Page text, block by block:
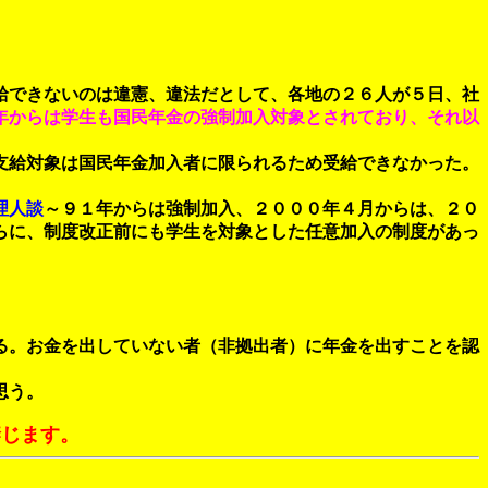
きないのは違憲、違法だとして、各地の２６人が５日、社
からは学生も国民年金の強制加入対象とされており、それ以
対象は国民年金加入者に限られるため受給できなかった。
人談～９１年からは強制加入、２０００年４月からは、２０
、制度改正前にも学生を対象とした任意加入の制度があっ
お金を出していない者（非拠出者）に年金を出すことを認
。
ます。